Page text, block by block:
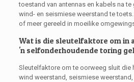
toestand van antennas en kabels na te
wind- en seismiese weerstand te
of meer gereeld in moeilike
Wat is die sleutelfaktore om in
'n selfonderhoudende toring
Sleutelfaktore om te oorweeg sluit die
wind weerstand, seismiese